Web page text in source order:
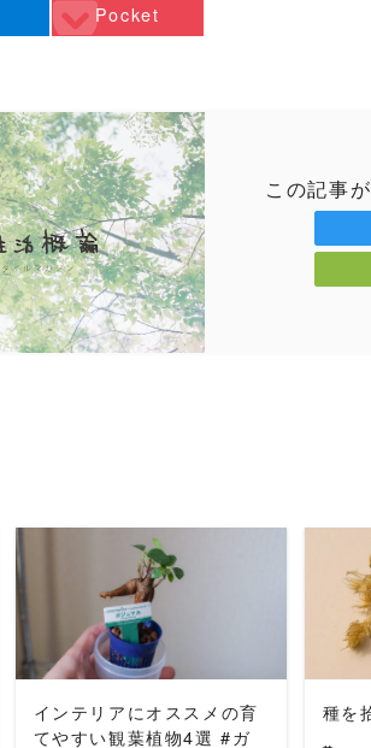
Pocket
この記事
READ MORE
インテリアにオススメの育
てやすい観葉植物4選 #ガ
種を